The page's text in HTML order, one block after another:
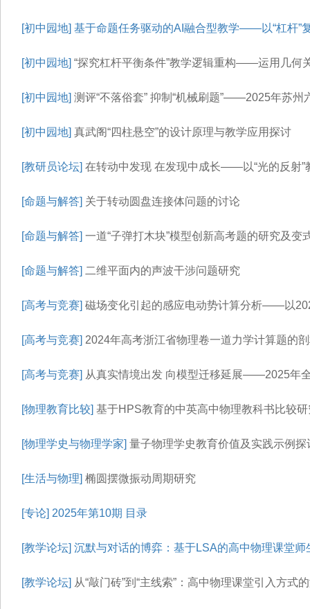
[初中园地] 基于命题任务驱动的AI融合型教学——以“杠杆”
[初中园地] “探究杠杆平衡条件”教学逻辑重构——运用几何
[初中园地] 测评“不落俗套” 抑制“机械刷题”——2025年苏
[初中园地] 真武阁“四柱悬空”的设计原理与教学应用探讨
[教研员论坛] 在转动中发现 在发现中成长——以“光的反射”
[命题与解答] 关于转动圆盘连接体问题的讨论
[命题与解答] 一道“子弹打木块”模型创新高考题的研究及变
[命题与解答] 二维平面内的声波干涉问题研究
[高考与竞赛] 磁场变化引起的感应电动势计算分析——以
[高考与竞赛] 2024年高考浙江省物理卷一道力学计算题的
[高考与竞赛] 从真实情境出发 向模型迁移延展——2025年
[物理教育比较] 基于HPS教育的中英高中物理教科书比较研
[物理学史与物理学家] 量子物理学史教育价值及实践示例探
[生活与物理] 椭圆摆微振动周期研究
[专论] 2025年第10期 目录
[教学论坛] 沉默与对话的博弈：基于LSA的高中物理课堂师
[教学论坛] 从“敲门砖”到“主线索”：高中物理课堂引入方式